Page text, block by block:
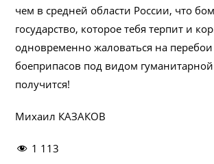
чем в средней области России, что
государство, которое тебя терпит и
одновременно жаловаться на
боеприпасов под видом
получится!
Михаил КАЗАКОВ
1 113